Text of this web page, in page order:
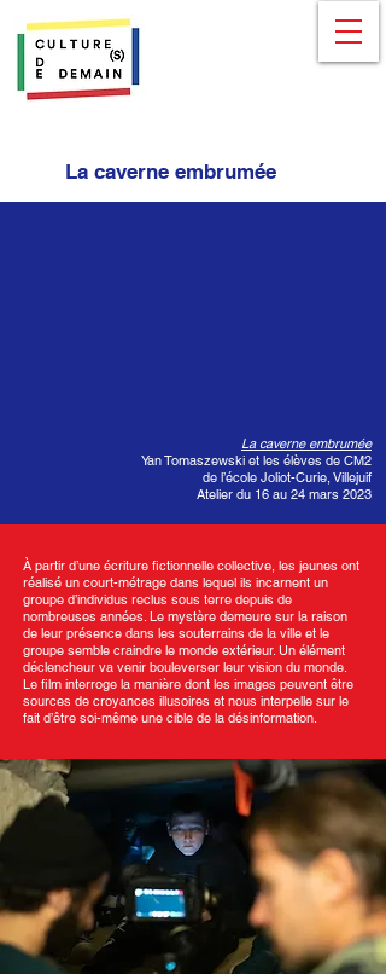
La caverne embrumée
La caverne embrumée
Yan Tomaszewski et les élèves de CM2
de l’école Joliot-Curie, Villejuif
Atelier du 16 au 24 mars 2023
À partir d’une écriture fictionnelle collective, les jeunes ont
réalisé un court-métrage dans lequel ils incarnent un
groupe d’individus reclus sous terre depuis de
nombreuses années. Le mystère demeure sur la raison
de leur présence dans les souterrains de la ville et le
groupe semble craindre le monde extérieur. Un élément
déclencheur va venir bouleverser leur vision du monde.
Le film interroge la manière dont les images peuvent être
sources de croyances illusoires et nous interpelle sur le
fait d’être soi-même une cible de la désinformation.